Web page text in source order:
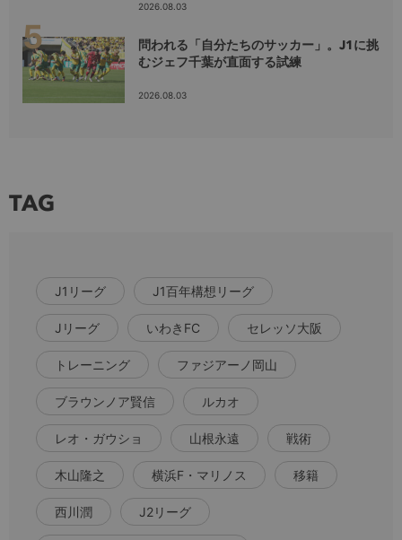
2026.08.03
問われる「自分たちのサッカー」。J1に挑
むジェフ千葉が直面する試練
2026.08.03
TAG
J1リーグ J1百年構想リーグ
Jリーグ いわきFC セレッソ大阪
トレーニング ファジアーノ岡山
ブラウンノア賢信 ルカオ
レオ・ガウショ 山根永遠 戦術
木山隆之 横浜F・マリノス 移籍
西川潤 J2リーグ